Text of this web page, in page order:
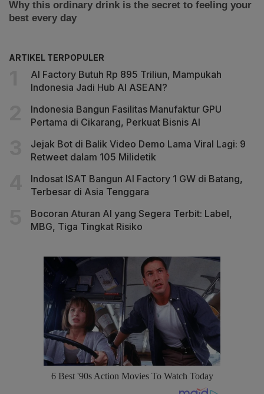
ARTIKEL TERPOPULER
AI Factory Butuh Rp 895 Triliun, Mampukah
Indonesia Jadi Hub AI ASEAN?
Indonesia Bangun Fasilitas Manufaktur GPU
Pertama di Cikarang, Perkuat Bisnis AI
Jejak Bot di Balik Video Demo Lama Viral Lagi: 9
Retweet dalam 105 Milidetik
Indosat ISAT Bangun AI Factory 1 GW di Batang,
Terbesar di Asia Tenggara
Bocoran Aturan AI yang Segera Terbit: Label,
MBG, Tiga Tingkat Risiko